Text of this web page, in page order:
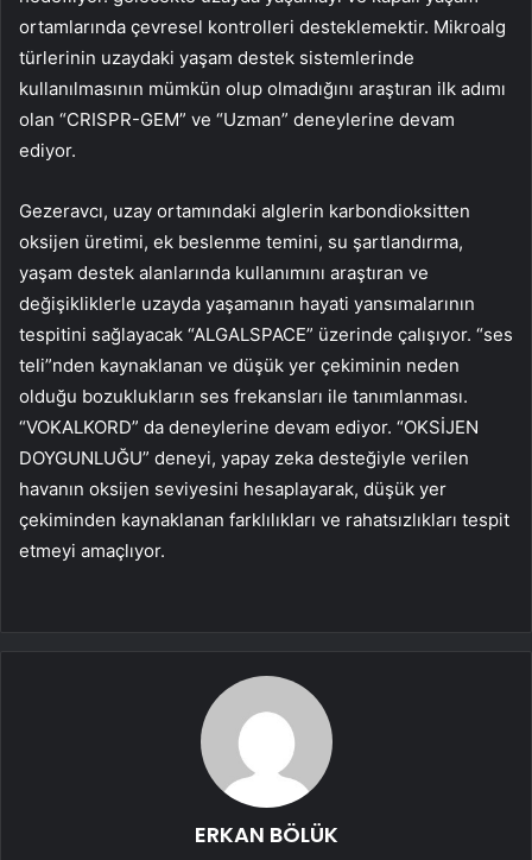
ortamlarında çevresel kontrolleri desteklemektir. Mikroalg
türlerinin uzaydaki yaşam destek sistemlerinde
kullanılmasının mümkün olup olmadığını araştıran ilk adımı
olan “CRISPR-GEM” ve “Uzman” deneylerine devam
ediyor.
Gezeravcı, uzay ortamındaki alglerin karbondioksitten
oksijen üretimi, ek beslenme temini, su şartlandırma,
yaşam destek alanlarında kullanımını araştıran ve
değişikliklerle uzayda yaşamanın hayati yansımalarının
tespitini sağlayacak “ALGALSPACE” üzerinde çalışıyor. “ses
teli”nden kaynaklanan ve düşük yer çekiminin neden
olduğu bozuklukların ses frekansları ile tanımlanması.
“VOKALKORD” da deneylerine devam ediyor. “OKSİJEN
DOYGUNLUĞU” deneyi, yapay zeka desteğiyle verilen
havanın oksijen seviyesini hesaplayarak, düşük yer
çekiminden kaynaklanan farklılıkları ve rahatsızlıkları tespit
etmeyi amaçlıyor.
ERKAN BÖLÜK